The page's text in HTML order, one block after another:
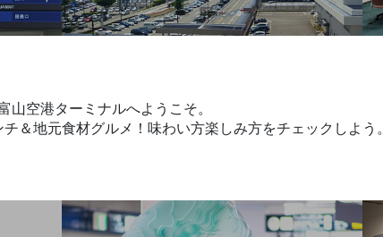
山空港ターミナルへようこそ。
＆地元食材グルメ！味わい方楽しみ方をチェックしよう。